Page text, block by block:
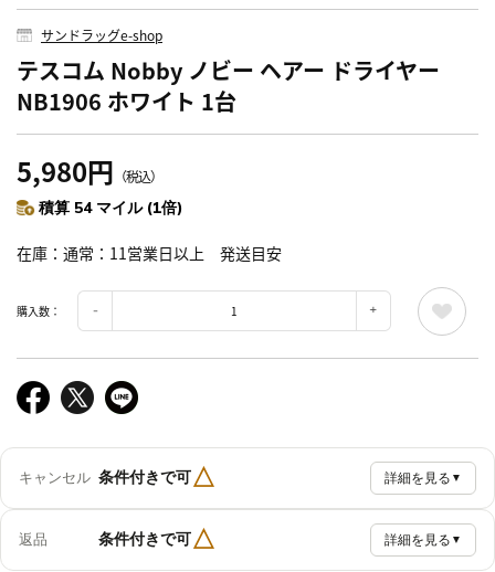
サンドラッグe-shop
テスコム Nobby ノビー ヘアー ドライヤー
NB1906 ホワイト 1台
5,980円 （税込）
積算 54 マイル (1倍)
在庫 通常：11営業日以上 発送目安
購入数：
キャンセル 条件付きで可△ 詳細を見る ▼
返品 条件付きで可△ 詳細を見る ▼